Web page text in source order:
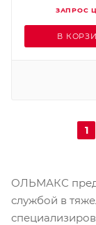
ЗАПРОС
В
1
ОЛЬМАКС
службой в